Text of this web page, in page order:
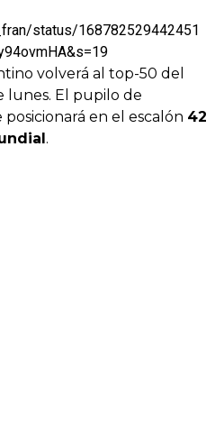
status/168782529442451
volverá al top-50 del
lunes. El pupilo de
en el escalón 42
.